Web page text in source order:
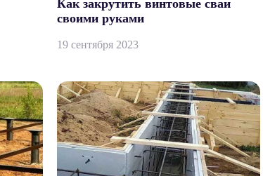
Как закрутить винтовые сваи
своими руками
19 сентября 2023